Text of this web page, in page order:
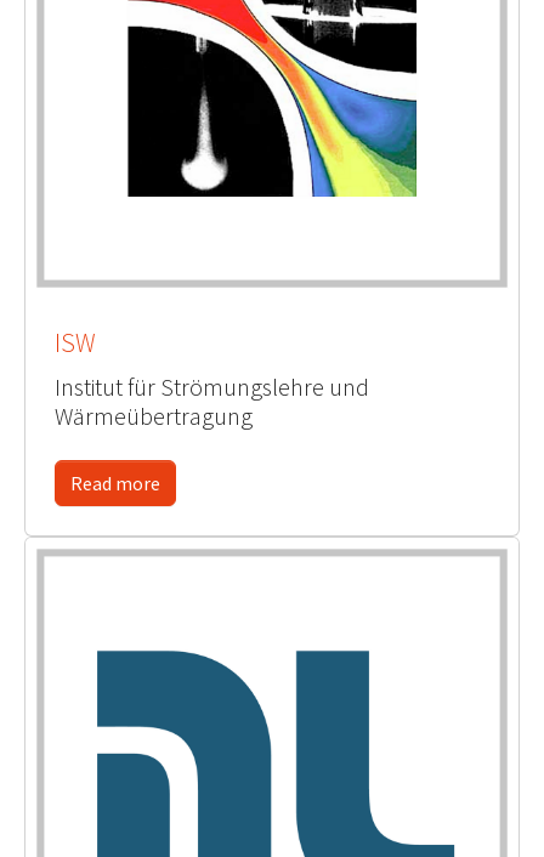
ISW
Institut für Strömungslehre und
Wärmeübertragung
Read more